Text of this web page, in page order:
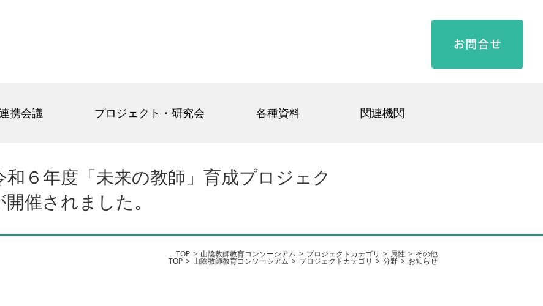
携会議 プロジェクト・研究会 各種資料 関連機関
６年度「未来の教師」育成プロジェク
開催されました。
TOP 山陰教師教育コンソーシアム プロジェクトカテゴリ 属性 その他
TOP 山陰教師教育コンソーシアム プロジェクトカテゴリ 分野 お知らせ